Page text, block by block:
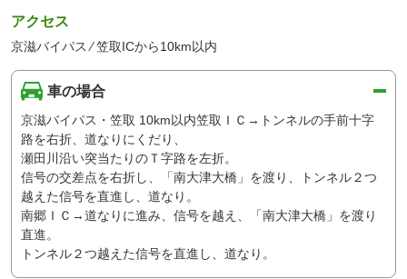
アクセス
京滋バイパス ⁄ 笠取ICから10km以内
車の場合
京滋バイパス・笠取 10km以内笠取ＩＣ→トンネルの手前十字
路を右折、道なりにくだり、
瀬田川沿い突当たりのＴ字路を左折。
信号の交差点を右折し、「南大津大橋」を渡り、トンネル２つ
越えた信号を直進し、道なり。
南郷ＩＣ→道なりに進み、信号を越え、「南大津大橋」を渡り
直進。
トンネル２つ越えた信号を直進し、道なり。